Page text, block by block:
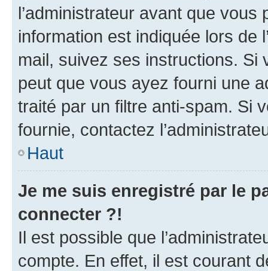
l’administrateur avant que
information est indiquée lors de
mail, suivez ses instructions. Si
peut que vous ayez fourni une
traité par un filtre anti-spam. Si
fournie, contactez
Haut
Je me suis enregistré par le
connecter ?!
Il est possible que
compte. En effet, il est courant